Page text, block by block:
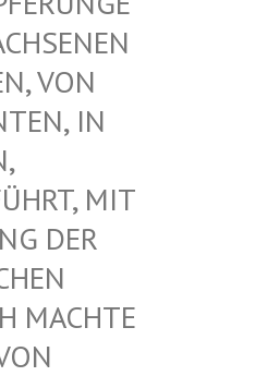
S
VON U
IN D
MIT B
DER K
K
M
A